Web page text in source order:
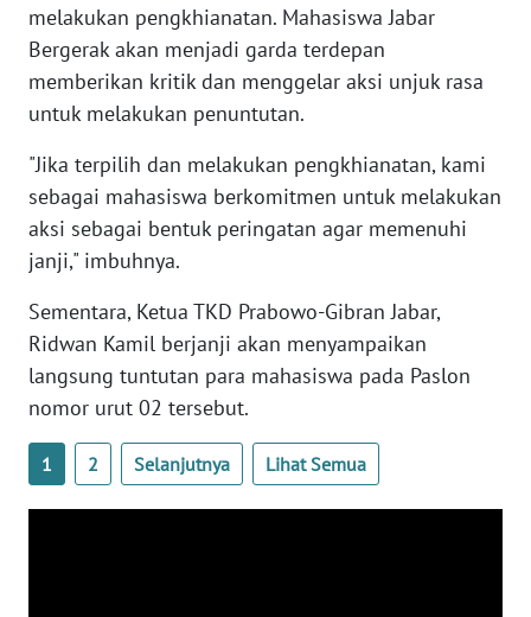
melakukan pengkhianatan. Mahasiswa Jabar
Bergerak akan menjadi garda terdepan
memberikan kritik dan menggelar aksi unjuk rasa
untuk melakukan penuntutan.
"Jika terpilih dan melakukan pengkhianatan, kami
sebagai mahasiswa berkomitmen untuk melakukan
aksi sebagai bentuk peringatan agar memenuhi
janji," imbuhnya.
Sementara, Ketua TKD Prabowo-Gibran Jabar,
Ridwan Kamil berjanji akan menyampaikan
langsung tuntutan para mahasiswa pada Paslon
nomor urut 02 tersebut.
1 2 Selanjutnya Lihat Semua
WN
SULTRA
WN
WN
SULTENG
SULBAR
WN
WN
SUMBAR